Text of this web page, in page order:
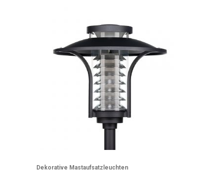
Dekorative Mastaufsatzleuchten